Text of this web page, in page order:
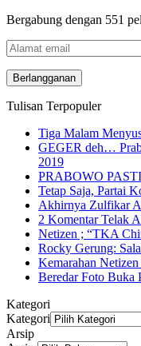
Bergabung dengan 551
Alamat
email
Tulisan Terpopuler
Tiga Malam
GEGER deh…
2019
PRABOWO
Tetap Saja, Partai
Akhirnya Zulfikar
2 Komentar Telak
Netizen ; “TKA
Rocky Gerung:
Kemarahan
Beredar Foto Buka
Kategori
Kategori
Arsip